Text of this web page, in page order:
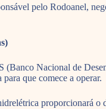
pelo Rodoanel,
Nacional de
que comece a operar.
proporcionará